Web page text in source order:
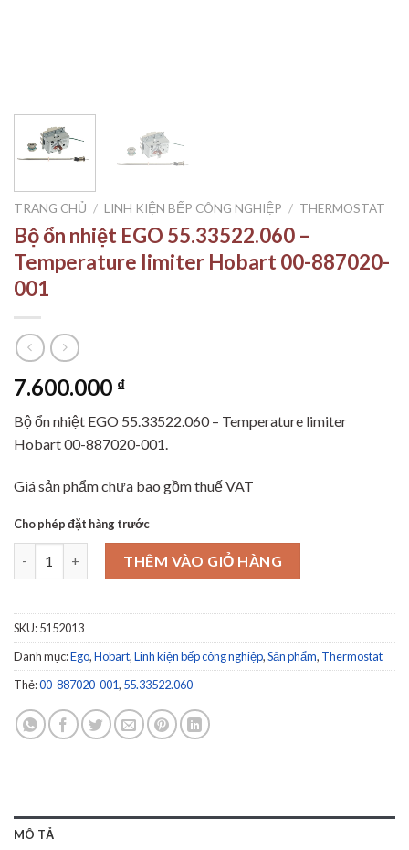
TRANG CHỦ / LINH KIỆN BẾP CÔNG NGHIỆP / THERMOSTAT
Bộ ổn nhiệt EGO 55.33522.060 –
Temperature limiter Hobart 00-887020-
001
7.600.000 ₫
Bộ ổn nhiệt EGO 55.33522.060 – Temperature limiter
Hobart 00-887020-001.
Giá sản phẩm chưa bao gồm thuế VAT
Cho phép đặt hàng trước
Bộ ổn nhiệt EGO 55.33522.060 - Temperature limiter Hobart
THÊM VÀO GIỎ HÀNG
SKU:5152013
Danh mục:Ego,Hobart,Linh kiện bếp công nghiệp,Sản phẩm, Thermostat
Thẻ:00-887020-001, 55.33522.060
MÔ TẢ